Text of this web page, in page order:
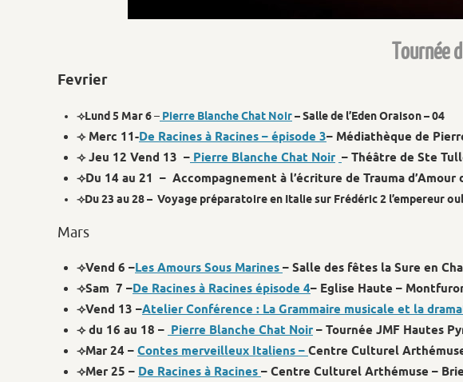
Tournée
Fevrier
⟢Lund 5 Mar 6–Pierre Blanche Chat Noir– Salle de l’Eden Oraison – 04
⟢ Merc 11-De Racines à Racines – épisode 3– Médiathèque de
⟢ Jeu 12 Vend 13 – Pierre Blanche Chat Noir – Théâtre de Ste
⟢Du 14 au 21 – Accompagnement à l’écriture de Trauma d’Amour
⟢Du 23 au 28 – Voyage préparatoire en Italie sur Frédéric 2 l’empereur
Mars
⟢Vend 6 –Les Amours Sous Marines– Salle des fêtes la Sure en
⟢Sam 7 –De Racines à Racines épisode 4– Eglise Haute –
⟢Vend 13 –Atelier Conférence : La Grammaire musicale et la
⟢ du 16 au 18 – Pierre Blanche Chat Noir – Tournée JMF Hautes
⟢Mar 24 – Contes merveilleux Italiens –Centre Culturel
⟢Mer 25 – De Racines à Racines– Centre Culturel Arthémuse –